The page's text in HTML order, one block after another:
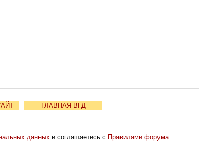
ГЛАВНАЯ ВГД
данных и соглашаетесь с Правилами форума